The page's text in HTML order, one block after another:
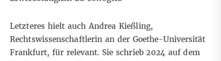
Letzteres hielt auch Andrea Kießling,
Rechtswissenschaftlerin an der Goethe-Universität
Frankfurt, für relevant. Sie schrieb 2024 auf dem